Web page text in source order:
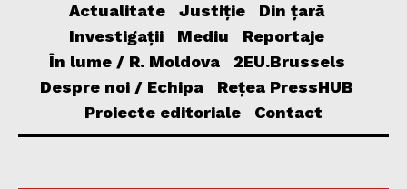
Actualitate Justiție
Din țară
Investigații
Mediu
Reportaje
În lume / R. Moldova
2EU.Brussels
Despre noi / Echipa
Rețea PressHUB
Proiecte editoriale
Contact